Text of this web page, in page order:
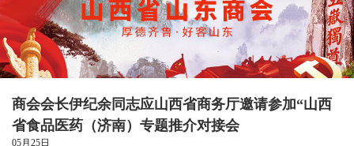
商会会长伊纪余同志应山西省商务厅邀请参加“山西
省食品医药（济南）专题推介对接会
05月25日